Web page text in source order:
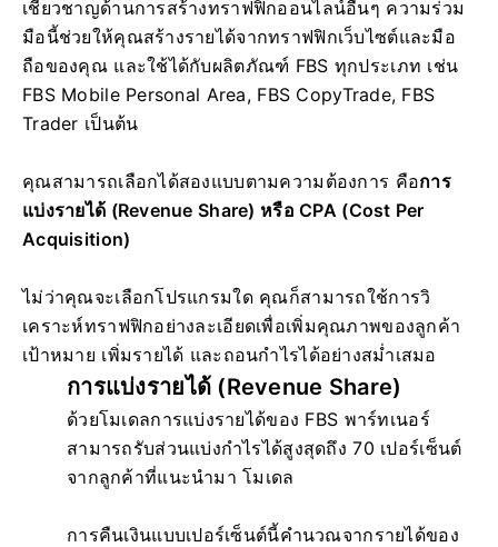
เชี่ยวชาญด้านการสร้างทราฟฟิกออนไลน์อื่นๆ ความร่วม
มือนี้ช่วยให้คุณสร้างรายได้จากทราฟฟิกเว็บไซต์และมือ
ถือของคุณ และใช้ได้กับผลิตภัณฑ์ FBS ทุกประเภท เช่น
FBS Mobile Personal Area, FBS CopyTrade, FBS
Trader เป็นต้น
คุณสามารถเลือกได้สองแบบตามความต้องการ คือการ
แบ่งรายได้ (Revenue Share) หรือ CPA (Cost Per
Acquisition)
ไม่ว่าคุณจะเลือกโปรแกรมใด คุณก็สามารถใช้การวิ
เคราะห์ทราฟฟิกอย่างละเอียดเพื่อเพิ่มคุณภาพของลูกค้า
เป้าหมาย เพิ่มรายได้ และถอนกำไรได้อย่างสม่ำเสมอ
การแบ่งรายได้ (Revenue Share)
ด้วยโมเดลการแบ่งรายได้ของ FBS พาร์ทเนอร์
สามารถรับส่วนแบ่งกำไรได้สูงสุดถึง 70 เปอร์เซ็นต์
จากลูกค้าที่แนะนำมา โมเดล
การคืนเงินแบบเปอร์เซ็นต์นี้คำนวณจากรายได้ของ